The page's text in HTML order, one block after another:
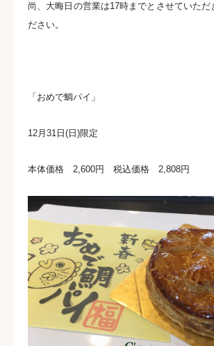
尚、大晦日の営業は17時までとさせていただ
ださい。
「おめで鯛パイ」
12月31日(日)限定
本体価格 2,600円 税込価格 2,808円